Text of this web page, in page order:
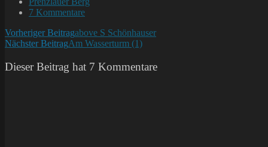
Kategorie:
Beitrags-
7 Kommentare
Weitere
Artikel
ansehen
Vorheriger Beitragabove S Schönhauser
Nächster BeitragAm Wasserturm (1)
Dieser Beitrag hat 7 Kommentare